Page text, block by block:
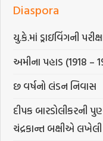
Diaspora
યુ.કે.માં ડ્રાઇવિંગની
અમીના પહાડ (1918 –
છ વર્ષનો લંડન નિવાસ
દીપક બારડોલીકરની
ચંદ્રકાન્ત બક્ષીએ લખેલી